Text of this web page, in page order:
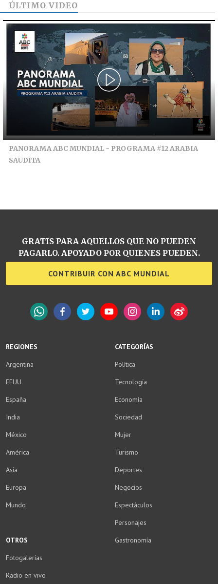
ÚLTIMO VIDEO
PANORAMA ABC MUNDIAL - PROGRAMA #12 ARABIA
SAUDITA
REGIONES
Argentina
EEUU
España
India
México
América
Asia
Europa
Mundo
CATEGORÍAS
Política
Tecnología
Economía
Sociedad
Mujer
Turismo
Deportes
Negocios
Espectáculos
Personajes
Gastronomía
OTROS
Fotogalerías
Radio en vivo
GRATIS PARA AQUELLOS QUE NO PUEDEN
PAGARLO. APOYADO POR QUIENES PUEDEN.
CONTRIBUIR CON ABC MUNDIAL